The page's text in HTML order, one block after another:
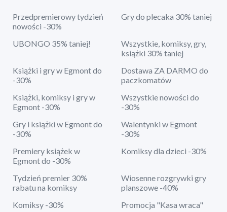
Przedpremierowy tydzień
nowości -30%
Gry do plecaka 30% taniej
UBONGO 35% taniej!
Wszystkie, komiksy, gry,
książki 30% taniej
Książki i gry w Egmont do
-30%
Dostawa ZA DARMO do
paczkomatów
Książki, komiksy i gry w
Egmont -30%
Wszystkie nowości do
-30%
Gry i książki w Egmont do
-30%
Walentynki w Egmont
-30%
Premiery książek w
Egmont do -30%
Komiksy dla dzieci -30%
Tydzień premier 30%
rabatu na komiksy
Wiosenne rozgrywki gry
planszowe -40%
Komiksy -30%
Promocja "Kasa wraca"